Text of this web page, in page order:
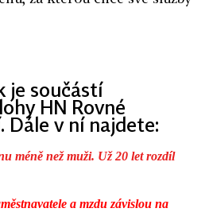
je součástí
HN Rovné
Dále v ní najdete:
méně než muži. Už 20 let rozdíl
a mzdu závislou na